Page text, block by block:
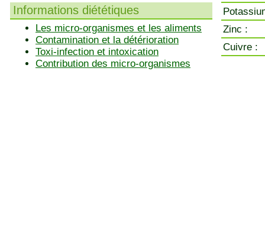
Informations diététiques
Les micro-organismes et les aliments
Contamination et la détérioration
Toxi-infection et intoxication
Contribution des micro-organismes
Zinc :
Cuivre :